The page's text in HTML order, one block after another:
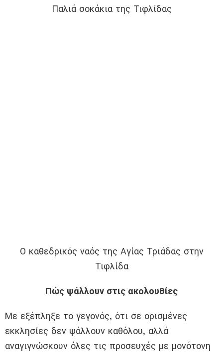
Παλιά σοκάκια της Τιφλίδας
Ο καθεδρικός ναός της Αγίας Τριάδας στην
Τιφλίδα
Πώς ψάλλουν στις ακολουθίες
Με εξέπληξε το γεγονός, ότι σε ορισμένες
εκκλησίες δεν ψάλλουν καθόλου, αλλά
αναγιγνώσκουν όλες τις προσευχές με μονότονη